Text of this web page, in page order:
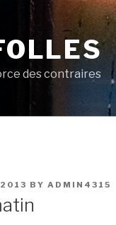
des contraires
BY ADMIN4315